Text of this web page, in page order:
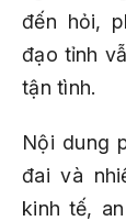
đến hỏi,
đạo tỉnh
tận tình.
Nội dung
đai và
kinh tế,